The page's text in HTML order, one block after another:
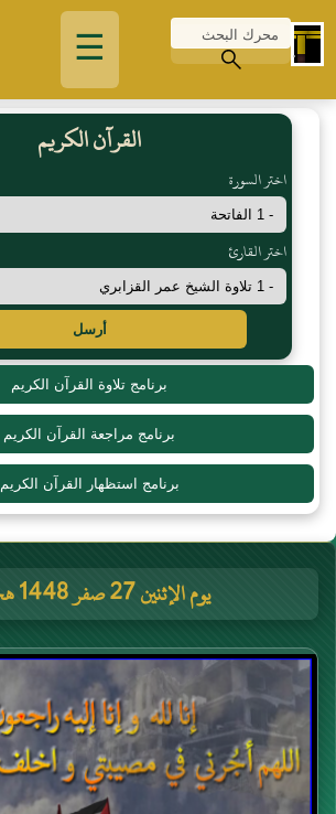
☰
القرآن الكريم
اختر السورة
اختر القارئ
أرسل
برنامج تلاوة القرآن الكريم
برنامج مراجعة القرآن الكريم
برنامج استظهار القرآن الكريم
يوم الإثنين 27 صفر 1448 هجرية